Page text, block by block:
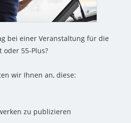
bei einer Veranstaltung für die
55-Plus?
wir Ihnen an, diese:
zu publizieren